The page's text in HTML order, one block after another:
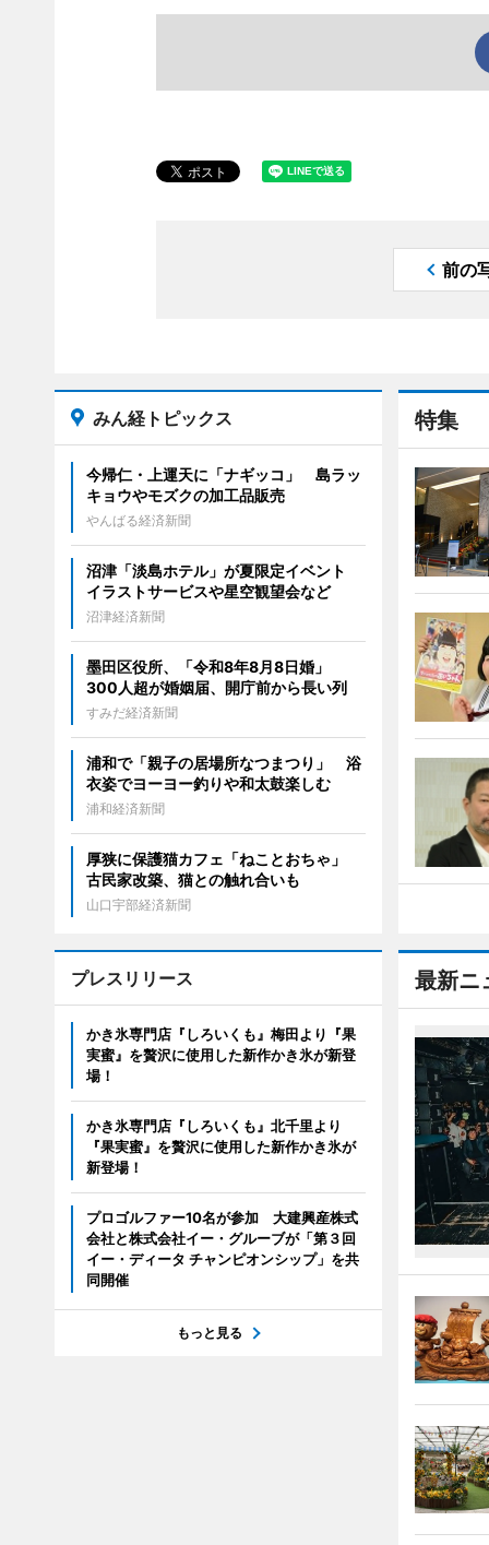
前の
特集
最新ニ
みん経トピックス
今帰仁・上運天に「ナギッコ」 島ラッ
キョウやモズクの加工品販売
やんばる経済新聞
沼津「淡島ホテル」が夏限定イベント
イラストサービスや星空観望会など
沼津経済新聞
墨田区役所、「令和8年8月8日婚」
300人超が婚姻届、開庁前から長い列
すみだ経済新聞
浦和で「親子の居場所なつまつり」 浴
衣姿でヨーヨー釣りや和太鼓楽しむ
浦和経済新聞
厚狭に保護猫カフェ「ねことおちゃ」
古民家改築、猫との触れ合いも
山口宇部経済新聞
プレスリリース
かき氷専門店『しろいくも』梅田より『果
実蜜』を贅沢に使用した新作かき氷が新登
場！
かき氷専門店『しろいくも』北千里より
『果実蜜』を贅沢に使用した新作かき氷が
新登場！
プロゴルファー10名が参加 大建興産株式
会社と株式会社イー・グルーブが「第３回
イー・ディータ チャンピオンシップ」を共
同開催
もっと見る